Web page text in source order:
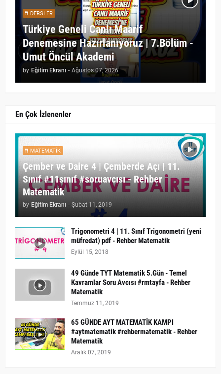
DERSLER
Türkiye Geneli Canlı Maarif
Denemesine Hazırlanıyoruz | 7.Bölüm -
Umut Öncül Akademi
by Eğitim Ekranı - Ağustos 07, 2026
En Çok İzlenenler
MATEMATIK
Çember ve Daire 4 | Çemberde Açı | 11.
Sınıf #11sınıf #soruavcısı - Rehber
Matematik
by Eğitim Ekranı - Şubat 11, 2019
Trigonometri 4 | 11. Sınıf Trigonometri (yeni
müfredat) pdf - Rehber Matematik
Eylül 15, 2018
49 Günde TYT Matematik 5.Gün - Temel
Kavramlar Soru Avcısı #rmtayfa - Rehber
Matematik
Temmuz 11, 2019
65 GÜNDE AYT MATEMATİK KAMPI
#aytmatematik #rehbermatematik - Rehber
Matematik
Aralık 07, 2019